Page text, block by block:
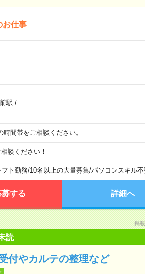
お仕事
駅 /
間帯をご相談ください。
談ください！
フト勤務/10名以上の大量募集/パソコンスキル不
募する 詳細へ
掲
読
付やカルテの整理など